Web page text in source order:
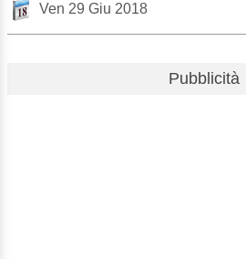
Ven 29 Giu 2018
Pubblicità